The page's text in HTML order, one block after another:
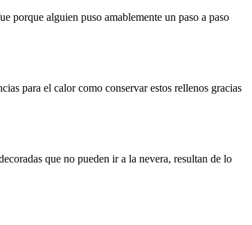
porque alguien puso amablemente un paso a paso
para el calor como conservar estos rellenos gracias
que no pueden ir a la nevera, resultan de lo